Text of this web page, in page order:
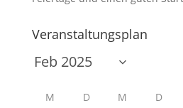
Veranstaltungsplan
M D M D